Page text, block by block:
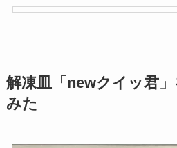
然解凍を速くす